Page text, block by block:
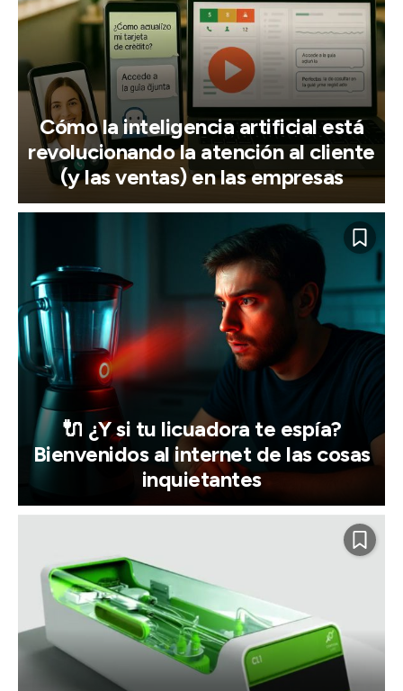
Cómo la inteligencia artificial está
revolucionando la atención al cliente
(y las ventas) en las empresas
🔌 ¿Y si tu licuadora te espía?
Bienvenidos al internet de las cosas
inquietantes